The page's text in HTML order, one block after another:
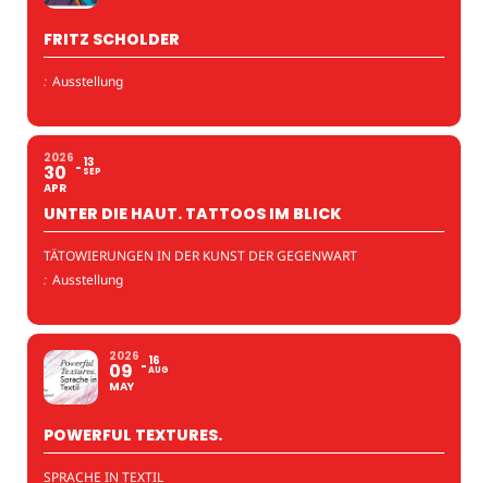
FRITZ SCHOLDER
: Ausstellung
2026
30
APR
13
SEP
UNTER DIE HAUT. TATTOOS IM BLICK
TÄTOWIERUNGEN IN DER KUNST DER GEGENWART
: Ausstellung
2026
09
MAY
16
AUG
POWERFUL TEXTURES.
SPRACHE IN TEXTIL